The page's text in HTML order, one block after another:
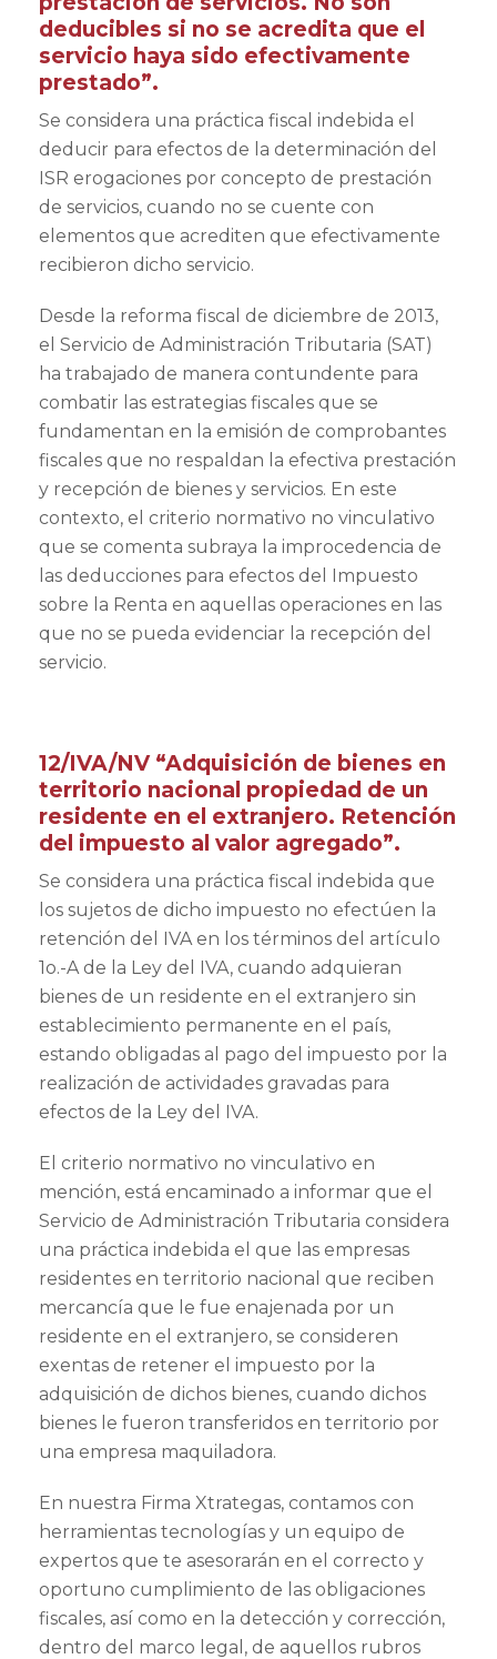
deducibles si no se acredita que el
servicio haya sido efectivamente
prestado”.
Se considera una práctica fiscal indebida el
deducir para efectos de la determinación del
ISR erogaciones por concepto de prestación
de servicios, cuando no se cuente con
elementos que acrediten que efectivamente
recibieron dicho servicio.
Desde la reforma fiscal de diciembre de 2013,
el Servicio de Administración Tributaria (SAT)
ha trabajado de manera contundente para
combatir las estrategias fiscales que se
fundamentan en la emisión de comprobantes
fiscales que no respaldan la efectiva prestación
y recepción de bienes y servicios. En este
contexto, el criterio normativo no vinculativo
que se comenta subraya la improcedencia de
las deducciones para efectos del Impuesto
sobre la Renta en aquellas operaciones en las
que no se pueda evidenciar la recepción del
servicio.
12/IVA/NV “Adquisición de bienes en
territorio nacional propiedad de un
residente en el extranjero. Retención
del impuesto al valor agregado”.
Se considera una práctica fiscal indebida que
los sujetos de dicho impuesto no efectúen la
retención del IVA en los términos del artículo
1o.-A de la Ley del IVA, cuando adquieran
bienes de un residente en el extranjero sin
establecimiento permanente en el país,
estando obligadas al pago del impuesto por la
realización de actividades gravadas para
efectos de la Ley del IVA.
El criterio normativo no vinculativo en
mención, está encaminado a informar que el
Servicio de Administración Tributaria considera
una práctica indebida el que las empresas
residentes en territorio nacional que reciben
mercancía que le fue enajenada por un
residente en el extranjero, se consideren
exentas de retener el impuesto por la
adquisición de dichos bienes, cuando dichos
bienes le fueron transferidos en territorio por
una empresa maquiladora.
En nuestra Firma Xtrategas, contamos con
herramientas tecnologías y un equipo de
expertos que te asesorarán en el correcto y
oportuno cumplimiento de las obligaciones
fiscales, así como en la detección y corrección,
dentro del marco legal, de aquellos rubros